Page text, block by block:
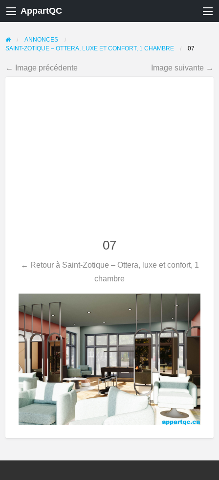
AppartQC
ANNONCES
SAINT-ZOTIQUE – OTTERA, LUXE ET CONFORT, 1 CHAMBRE
07
← Image précédente Image suivante →
07
← Retour à Saint-Zotique – Ottera, luxe et confort, 1
chambre